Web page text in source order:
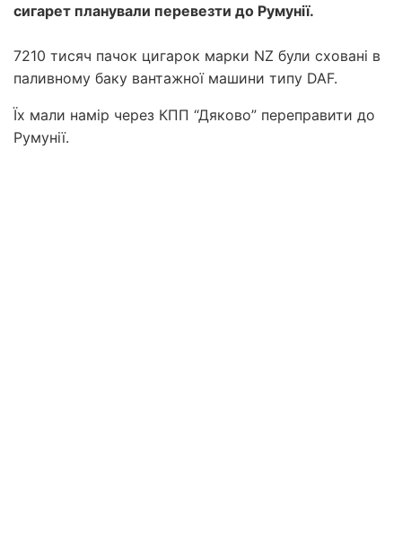
сигарет планували перевезти до Румунії.
7210 тисяч пачок цигарок марки NZ були сховані в
паливному баку вантажної машини типу DAF.
Їх мали намір через КПП “Дяково” переправити до
Румунії.